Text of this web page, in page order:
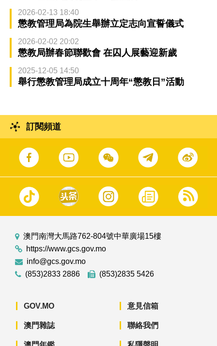
2026-02-13 18:40
懲教管理局為院生舉辦立定志向宣誓儀式
2026-02-02 20:02
懲教局辦春節聯歡會 在囚人展藝迎新歲
2025-12-05 14:50
舉行懲教管理局成立十周年“懲教日”活動
訂閱頻道
澳門南灣大馬路762-804號中華廣場15樓
https://www.gcs.gov.mo
info@gcs.gov.mo
(853)2833 2886
(853)2835 5426
GOV.MO
澳門雜誌
意見信箱
聯絡我們